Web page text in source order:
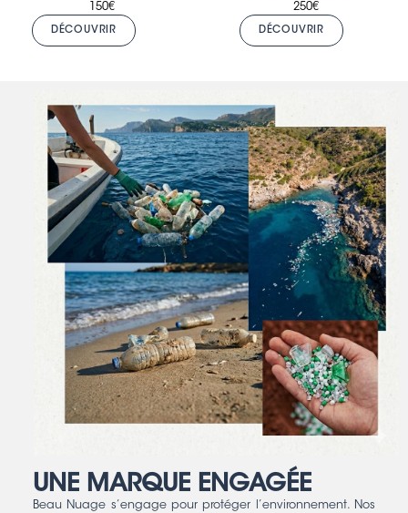
150€
DÉCOUVRIR
250€
DÉCOUVRIR
UNE MARQUE ENGAGÉE
Beau Nuage s’engage pour protéger l’environnement. Nos